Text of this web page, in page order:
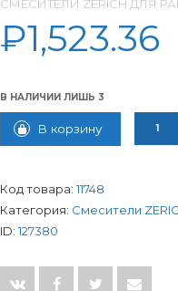
СМЕСИТЕЛИ ZERICH ДЛЯ
₽1,523.36
В НАЛИЧИИ ЛИШЬ 3
В корзину
Код товара: 11748
Категория: Смесители
ID: 127380